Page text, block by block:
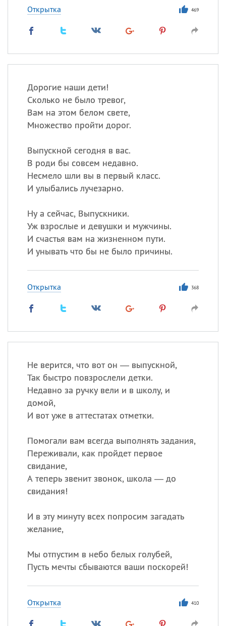
Открытка 469
Дорогие наши дети!
Сколько не было тревог,
Вам на этом белом свете,
Множество пройти дорог.
Выпускной сегодня в вас.
В роди бы совсем недавно.
Несмело шли вы в первый класс.
И улыбались лучезарно.
Ну а сейчас, Выпускники.
Уж взрослые и девушки и мужчины.
И счастья вам на жизненном пути.
И унывать что бы не было причины.
Открытка 368
Не верится, что вот он — выпускной,
Так быстро повзрослели детки.
Недавно за ручку вели и в школу, и
домой,
И вот уже в аттестатах отметки.
Помогали вам всегда выполнять задания,
Переживали, как пройдет первое
свидание,
А теперь звенит звонок, школа — до
свидания!
И в эту минуту всех попросим загадать
желание,
Мы отпустим в небо белых голубей,
Пусть мечты сбываются ваши поскорей!
Открытка 410